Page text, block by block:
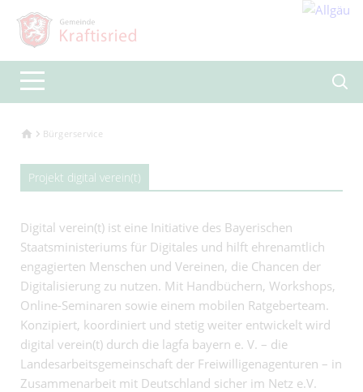
Bürgerservice
Projekt digital verein(t)
Digital verein(t) ist eine Initiative des Bayerischen
Staatsministeriums für Digitales und hilft ehrenamtlich
engagierten Menschen und Vereinen, die Chancen der
Digitalisierung zu nutzen. Mit Handbüchern, Workshops,
Online-Seminaren sowie einem mobilen Ratgeberteam.
Konzipiert, koordiniert und stetig weiter entwickelt wird
digital verein(t) durch die lagfa bayern e. V. – die
Landesarbeitsgemeinschaft der Freiwilligenagenturen – in
Zusammenarbeit mit Deutschland sicher im Netz e.V.